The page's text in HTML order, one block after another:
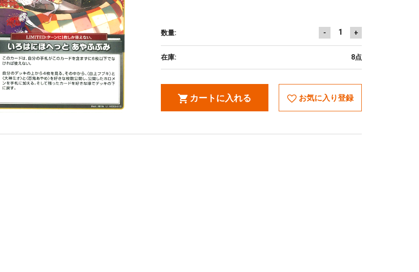
数量: - 1 +
在庫: 8点
カートに入れる お気に入り登録